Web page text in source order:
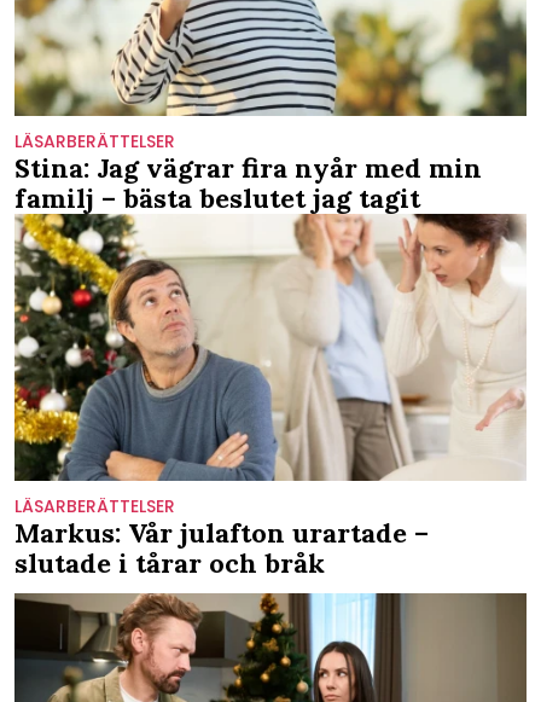
LÄSARBERÄTTELSER
Stina: Jag vägrar fira nyår med min
familj – bästa beslutet jag tagit
LÄSARBERÄTTELSER
Markus: Vår julafton urartade –
slutade i tårar och bråk